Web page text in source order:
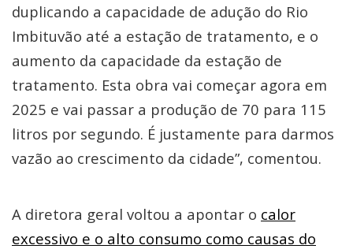
duplicando a capacidade de adução do Rio
Imbituvão até a estação de tratamento, e o
aumento da capacidade da estação de
tratamento. Esta obra vai começar agora em
2025 e vai passar a produção de 70 para 115
litros por segundo. É justamente para darmos
vazão ao crescimento da cidade”, comentou.
A diretora geral voltou a apontar o calor
excessivo e o alto consumo como causas do